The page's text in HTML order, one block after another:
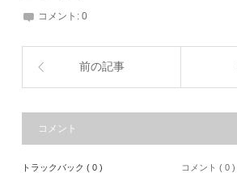
コメント:0
前の記事
コメント
トラックバック ( 0 ) コメント ( 0 )